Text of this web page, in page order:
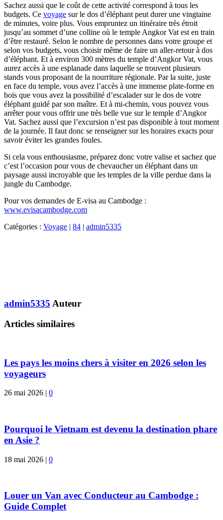
Sachez aussi que le coût de cette activité correspond à tous les
budgets. Ce voyage sur le dos d’éléphant peut durer une vingtaine
de minutes, voire plus. Vous empruntez un itinéraire très étroit
jusqu’au sommet d’une colline où le temple Angkor Vat est en train
d’être restauré. Selon le nombre de personnes dans votre groupe et
selon vos budgets, vous choisir même de faire un aller-retour à dos
d’éléphant. Et à environ 300 mètres du temple d’Angkor Vat, vous
aurez accès à une esplanade dans laquelle se trouvent plusieurs
stands vous proposant de la nourriture régionale. Par la suite, juste
en face du temple, vous avez l’accès à une immense plate-forme en
bois que vous avez la possibilité d’escalader sur le dos de votre
éléphant guidé par son maître. Et à mi-chemin, vous pouvez vous
arrêter pour vous offrir une très belle vue sur le temple d’Angkor
Vat. Sachez aussi que l’excursion n’est pas disponible à tout moment
de la journée. Il faut donc se renseigner sur les horaires exacts pour
savoir éviter les grandes foules.
Si cela vous enthousiasme, préparez donc votre valise et sachez que
c’est l’occasion pour vous de chevaucher un éléphant dans un
paysage aussi incroyable que les temples de la ville perdue dans la
jungle du Cambodge.
Pour vos demandes de E-visa au Cambodge :
www.evisacambodge.com
Catégories : Voyage | 84 | admin5335
admin5335 Auteur
Articles similaires
Les pays les moins chers à visiter en 2026 selon les
voyageurs
26 mai 2026 | 0
Pourquoi le Vietnam est devenu la destination phare
en Asie ?
18 mai 2026 | 0
Louer un Van avec Conducteur au Cambodge :
Guide Complet